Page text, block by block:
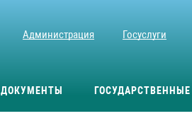
Администрация Госуслуги
ДОКУМЕНТЫ